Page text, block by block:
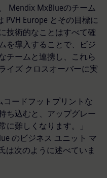
Mendix MxBlueのチーム
PVH Europe とその目標に
技術的なことはすべて確
を導入することで、ビジ
チームと連携し、これら
イズ クロスオーバーに実
コードフットプリントな
ち込むと、アップグレー
に難しくなります。」
のビジネス ユニット マ
は次のように述べていま